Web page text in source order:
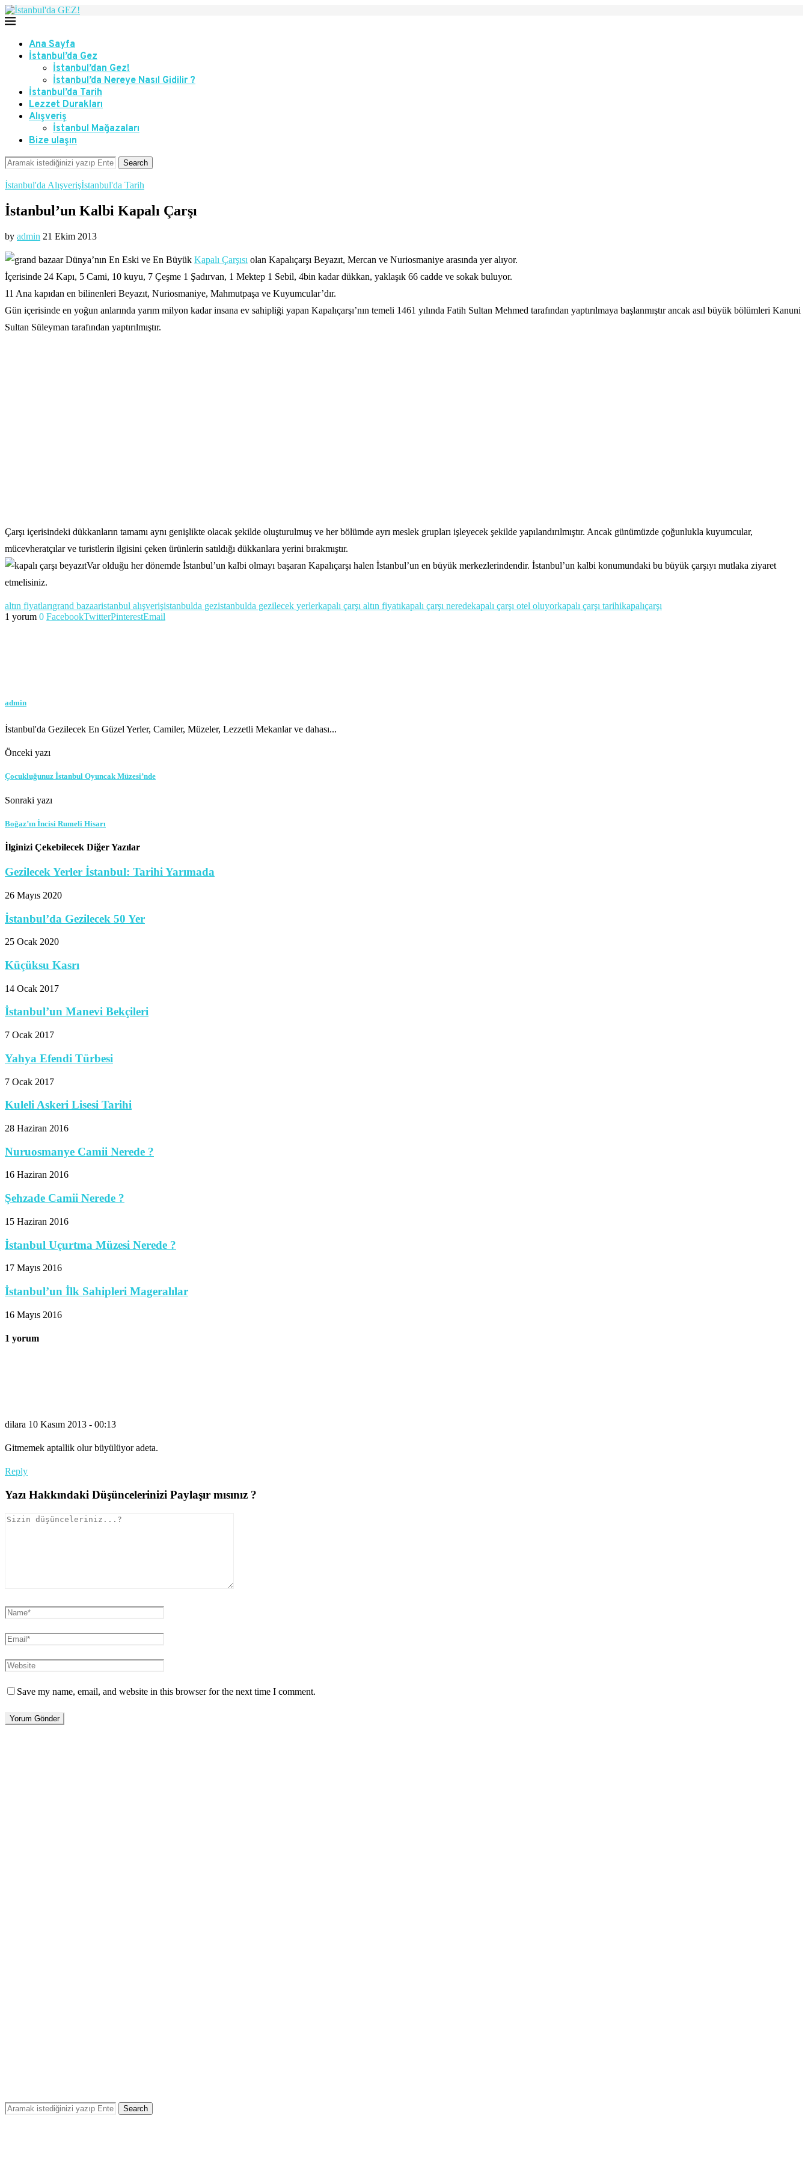
Ana Sayfa
İstanbul’da Gez
İstanbul’dan Gez!
İstanbul’da Nereye Nasıl Gidilir ?
İstanbul’da Tarih
Lezzet Durakları
Alışveriş
İstanbul Mağazaları
Bize ulaşın
Search
İstanbul'da Alışverişİstanbul'da Tarih
İstanbul’un Kalbi Kapalı Çarşı
by admin 21 Ekim 2013
Dünya’nın En Eski ve En Büyük Kapalı Çarşısı olan Kapalıçarşı Beyazıt, Mercan ve Nuriosmaniye arasında yer alıyor.
İçerisinde 24 Kapı, 5 Cami, 10 kuyu, 7 Çeşme 1 Şadırvan, 1 Mektep 1 Sebil, 4bin kadar dükkan, yaklaşık 66 cadde ve sokak buluyor.
11 Ana kapıdan en bilinenleri Beyazıt, Nuriosmaniye, Mahmutpaşa ve Kuyumcular’dır.
Gün içerisinde en yoğun anlarında yarım milyon kadar insana ev sahipliği yapan Kapalıçarşı’nın temeli 1461 yılında Fatih Sultan Mehmed tarafından yaptırılmaya başlanmıştır ancak asıl büyük bölümleri Kanuni
Sultan Süleyman tarafından yaptırılmıştır.
Çarşı içerisindeki dükkanların tamamı aynı genişlikte olacak şekilde oluşturulmuş ve her bölümde ayrı meslek grupları işleyecek şekilde yapılandırılmıştır. Ancak günümüzde çoğunlukla kuyumcular,
mücevheratçılar ve turistlerin ilgisini çeken ürünlerin satıldığı dükkanlara yerini bırakmıştır.
Var olduğu her dönemde İstanbul’un kalbi olmayı başaran Kapalıçarşı halen İstanbul’un en büyük merkezlerindendir. İstanbul’un kalbi konumundaki bu büyük çarşıyı mutlaka ziyaret
etmelisiniz.
altın fiyatlarıgrand bazaaristanbul alışverişistanbulda gezistanbulda gezilecek yerlerkapalı çarşı altın fiyatıkapalı çarşı neredekapalı çarşı otel oluyorkapalı çarşı tarihikapalıçarşı
1 yorum 0 FacebookTwitterPinterestEmail
admin
İstanbul'da Gezilecek En Güzel Yerler, Camiler, Müzeler, Lezzetli Mekanlar ve dahası...
Önceki yazı
Çocukluğunuz İstanbul Oyuncak Müzesi’nde
Sonraki yazı
Boğaz’ın İncisi Rumeli Hisarı
İlginizi Çekebilecek Diğer Yazılar
Gezilecek Yerler İstanbul: Tarihi Yarımada
26 Mayıs 2020
İstanbul’da Gezilecek 50 Yer
25 Ocak 2020
Küçüksu Kasrı
14 Ocak 2017
İstanbul’un Manevi Bekçileri
7 Ocak 2017
Yahya Efendi Türbesi
7 Ocak 2017
Kuleli Askeri Lisesi Tarihi
28 Haziran 2016
Nuruosmanye Camii Nerede ?
16 Haziran 2016
Şehzade Camii Nerede ?
15 Haziran 2016
İstanbul Uçurtma Müzesi Nerede ?
17 Mayıs 2016
İstanbul’un İlk Sahipleri Mageralılar
16 Mayıs 2016
1 yorum
dilara 10 Kasım 2013 - 00:13
Gitmemek aptallik olur büyülüyor adeta.
Reply
Yazı Hakkındaki Düşüncelerinizi Paylaşır mısınız ?
Save my name, email, and website in this browser for the next time I comment.